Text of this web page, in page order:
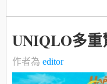
UNIQLO多
作者為 editor